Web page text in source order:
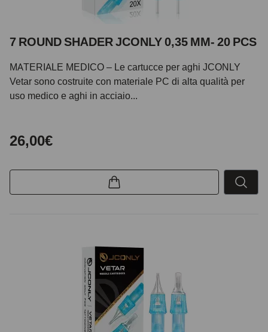
7 ROUND SHADER JCONLY 0,35 MM- 20 PCS
MATERIALE MEDICO – Le cartucce per aghi JCONLY
Vetar sono costruite con materiale PC di alta qualità per
uso medico e aghi in acciaio...
26,00€